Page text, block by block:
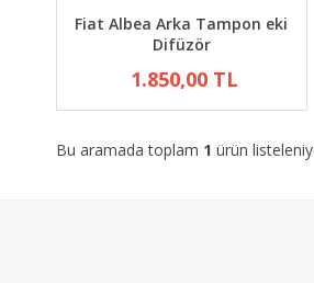
Fiat Albea Arka Tampon eki
Difüzör
1.850,00 TL
Bu aramada toplam 1 ürün